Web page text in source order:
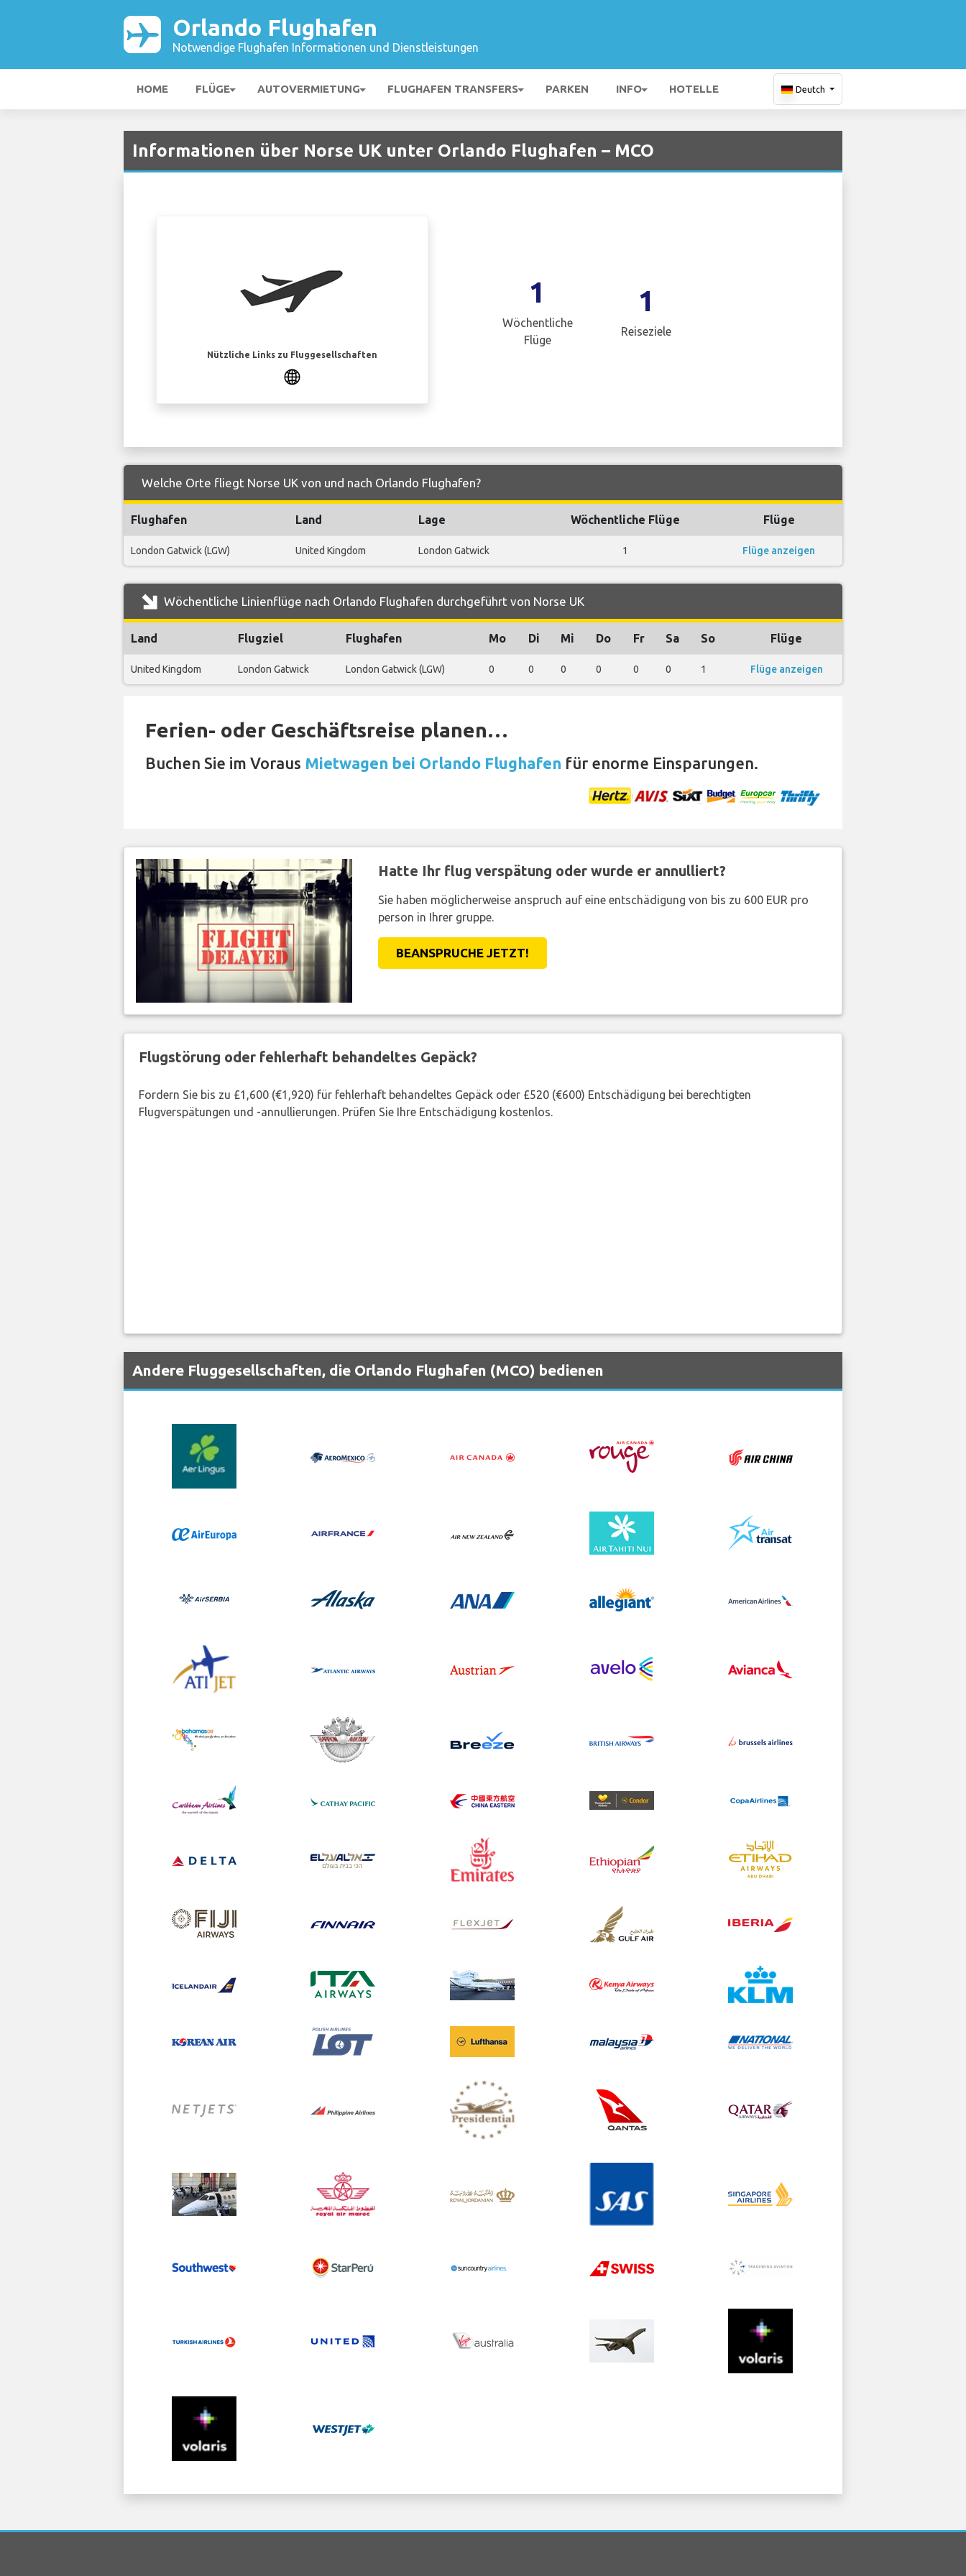
Orlando Flughafen
Notwendige Flughafen Informationen und Dienstleistungen
HOME FLÜGE AUTOVERMIETUNG FLUGHAFEN TRANSFERS PARKEN INFO HOTELLE Deutch
Informationen über Norse UK unter Orlando Flughafen – MCO
Nützliche Links zu Fluggesellschaften
1
Wöchentliche
Flüge
1
Reiseziele
Welche Orte fliegt Norse UK von und nach Orlando Flughafen?
Flughafen Land Lage Wöchentliche Flüge Flüge
London Gatwick (LGW) United Kingdom London Gatwick 1 Flüge anzeigen
Wöchentliche Linienflüge nach Orlando Flughafen durchgeführt von Norse UK
Land Flugziel Flughafen Mo Di Mi Do Fr Sa So Flüge
United Kingdom London Gatwick London Gatwick (LGW) 0 0 0 0 0 0 1 Flüge anzeigen
Ferien- oder Geschäftsreise planen…
Buchen Sie im Voraus Mietwagen bei Orlando Flughafen für enorme Einsparungen.
Hatte Ihr flug verspätung oder wurde er annulliert?
Sie haben möglicherweise anspruch auf eine entschädigung von bis zu 600 EUR pro
person in Ihrer gruppe.
BEANSPRUCHE JETZT!
Flugstörung oder fehlerhaft behandeltes Gepäck?
Fordern Sie bis zu £1,600 (€1,920) für fehlerhaft behandeltes Gepäck oder £520 (€600) Entschädigung bei berechtigten
Flugverspätungen und -annullierungen. Prüfen Sie Ihre Entschädigung kostenlos.
Andere Fluggesellschaften, die Orlando Flughafen (MCO) bedienen